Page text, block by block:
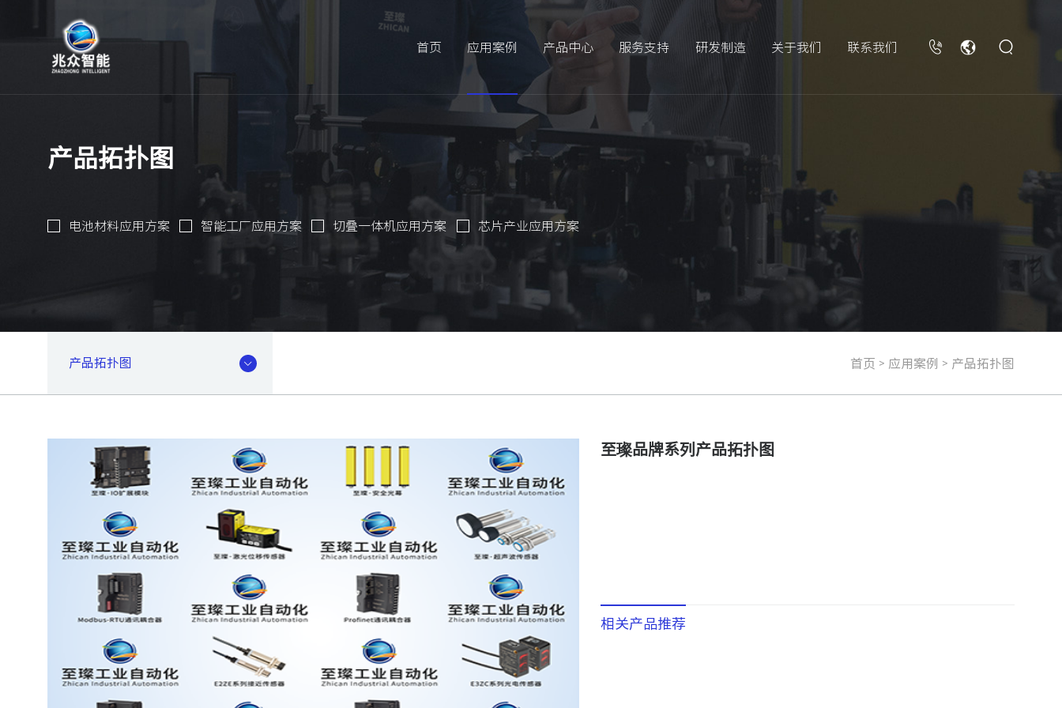
首页 应用案例 产品中心 服务支持 研发制造 关于我们 联系我们
产品拓扑图
电池材料应用方案 智能工厂应用方案 切叠一体机应用方案 芯片产业应用方案
产品拓扑图 首页 > 应用案例 > 产品拓扑图
至璨品牌系列产品拓扑图
相关产品推荐